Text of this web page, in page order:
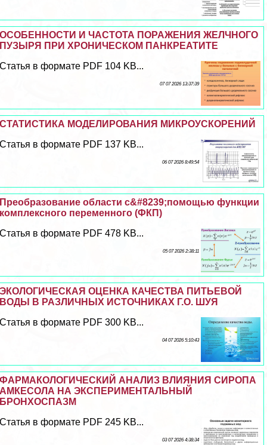
ОСОБЕННОСТИ И ЧАСТОТА ПОРАЖЕНИЯ ЖЕЛЧНОГО
ПУЗЫРЯ ПРИ ХРОНИЧЕСКОМ ПАНКРЕАТИТЕ
Статья в формате PDF 104 KB...
07 07 2026 13:37:39
СТАТИСТИКА МОДЕЛИРОВАНИЯ МИКРОУСКОРЕНИЙ
Статья в формате PDF 137 KB...
06 07 2026 8:49:54
Преобразование области с&#8239;помощью функции
комплексного переменного (ФКП)
Статья в формате PDF 478 KB...
05 07 2026 2:38:11
ЭКОЛОГИЧЕСКАЯ ОЦЕНКА КАЧЕСТВА ПИТЬЕВОЙ
ВОДЫ В РАЗЛИЧНЫХ ИСТОЧНИКАХ Г.О. ШУЯ
Статья в формате PDF 300 KB...
04 07 2026 5:10:43
ФАРМАКОЛОГИЧЕСКИЙ АНАЛИЗ ВЛИЯНИЯ СИРОПА
АМКЕСОЛА НА ЭКСПЕРИМЕНТАЛЬНЫЙ
БРОНХОСПАЗМ
Статья в формате PDF 245 KB...
03 07 2026 4:38:34